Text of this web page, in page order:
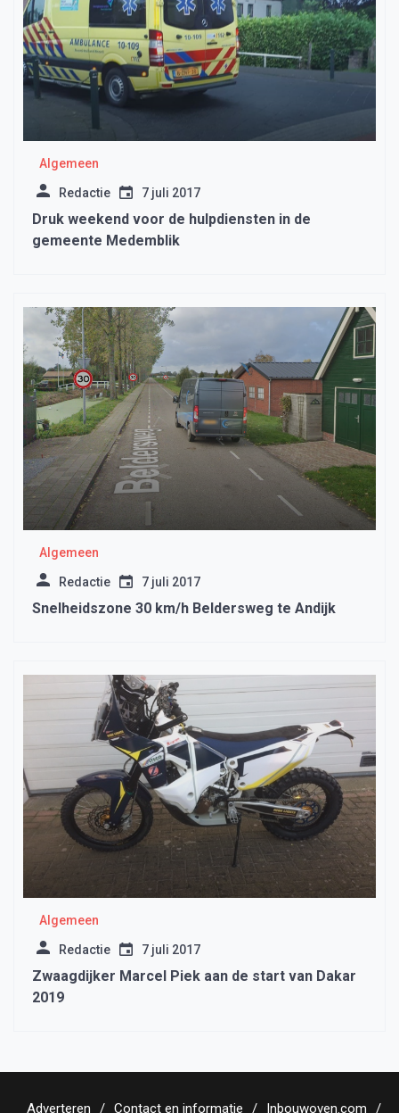
Algemeen
Redactie 7 juli 2017
Druk weekend voor de hulpdiensten in de
gemeente Medemblik
Algemeen
Redactie 7 juli 2017
Snelheidszone 30 km/h Beldersweg te Andijk
Algemeen
Redactie 7 juli 2017
Zwaagdijker Marcel Piek aan de start van Dakar
2019
Adverteren Contact en informatie Inbouwoven.com